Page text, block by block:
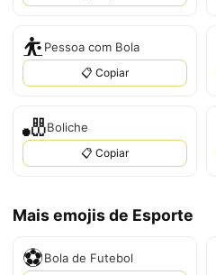
⛹️Pessoa com Bola
📋 Copiar
🎳Boliche
📋 Copiar
Mais emojis de Esporte
⚽Bola de Futebol